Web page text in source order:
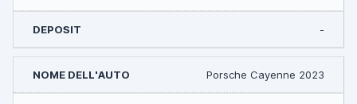
-
Porsche Cayenne 2023